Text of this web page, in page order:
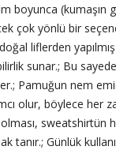
boyunca (kumaşın
çok yönlü bir
liflerden
sunar.; Bu
Pamuğun nem
olur, böylece her
olması,
tanır.; Günlük